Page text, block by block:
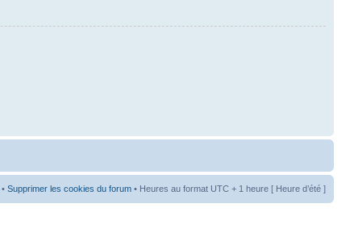
• Supprimer les cookies du forum • Heures au format UTC + 1 heure [ Heure d’été ]